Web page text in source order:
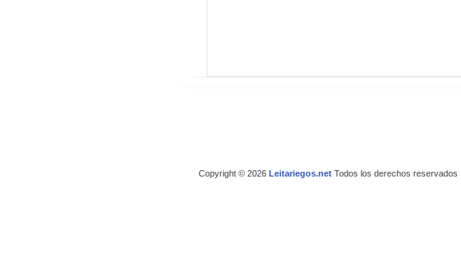
Copyright © 2026 Leitariegos.netTodos los derechos reservados |